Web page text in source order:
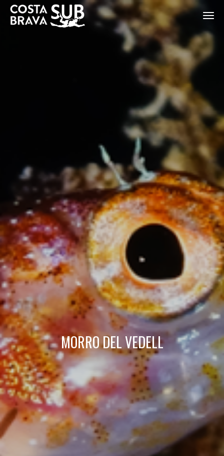
ES CA EN FR
MORRO DEL VEDELL
Modifier les cookies
Technique et Fonctionnel
Toujours actif
Ce site Web utilise ses propres cookies pour collecter des
informations afin d'améliorer nos services. Si vous
continuez à naviguer, vous acceptez leur installation.
L'utilisateur a la possibilité de configurer son navigateur,
pouvant, s'il le souhaite, empêcher leur installation sur son
disque dur, même s'il doit garder à l'esprit qu'une telle
action peut entraîner des difficultés de navigation sur le
site.
Analyse et Personnalisation
Ils permettent le suivi et l'analyse du comportement des
utilisateurs de ce site. Les informations collectées via ce
type de cookies sont utilisées pour mesurer l'activité du
Web pour l'élaboration des profils de navigation des
utilisateurs afin d'introduire des améliorations basées sur
l'analyse des données d'utilisation effectuée par les
utilisateurs du service. . Ils nous permettent de
sauvegarder les informations de préférence de l'utilisateur
pour améliorer la qualité de nos services et offrir une
meilleure expérience grâce aux produits recommandés.
Marketing et Publicité